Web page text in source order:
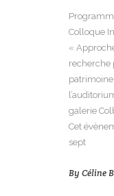
Colloque
«
recherche
patrimoine
galerie
Cet
sept
By Céline